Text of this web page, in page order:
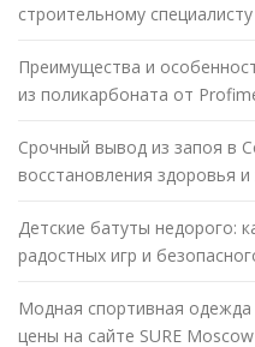
строительному специалисту
Преимущества и
из поликарбоната от
Срочный вывод из запоя в
восстановления здоровья
Детские батуты недорого:
радостных игр и
Модная спортивная
цены на сайте SURE Moscow